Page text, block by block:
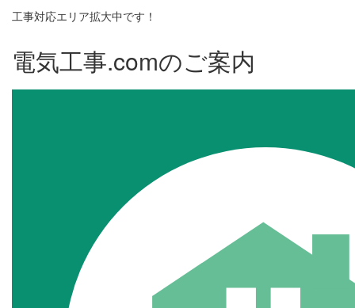
工事対応エリア拡大中です！
電気工事.comのご案内